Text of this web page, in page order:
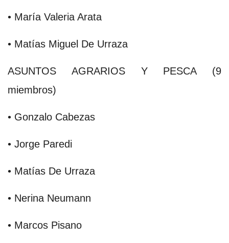
• María Valeria Arata
• Matías Miguel De Urraza
ASUNTOS AGRARIOS Y PESCA (9
miembros)
• Gonzalo Cabezas
• Jorge Paredi
• Matías De Urraza
• Nerina Neumann
• Marcos Pisano